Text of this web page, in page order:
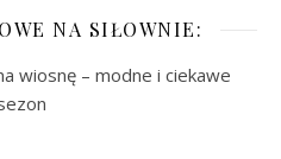
NA SIŁOWNIE:
wiosnę – modne i ciekawe